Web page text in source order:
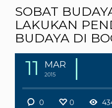
SOBAT
LAKUKAN
BUDAYA DI
11 MAR
2015
0 0